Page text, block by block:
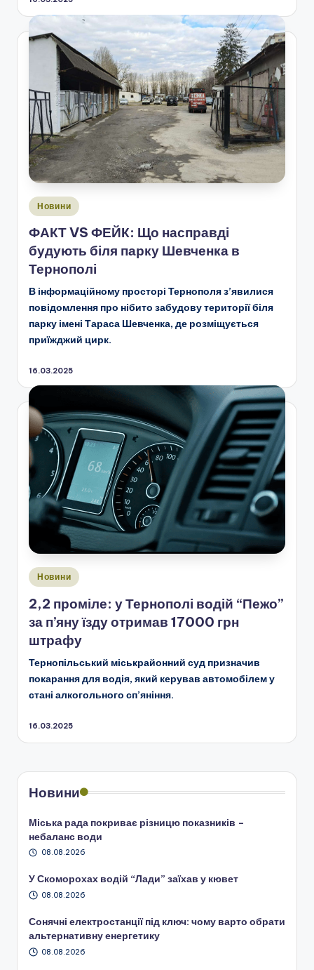
Опубліковано
Новини
ФАКТ VS ФЕЙК: Що насправді
будують біля парку Шевченка в
Тернополі
В інформаційному просторі Тернополя з’явилися
повідомлення про нібито забудову території біля
парку імені Тараса Шевченка, де розміщується
приїжджий цирк.
16.03.2025
Опубліковано
Новини
2,2 проміле: у Тернополі водій “Пежо”
за п’яну їзду отримав 17000 грн
штрафу
Тернопільський міськрайонний суд призначив
покарання для водія, який керував автомобілем у
стані алкогольного сп’яніння.
16.03.2025
Новини
Міська рада покриває різницю показників –
небаланс води
08.08.2026
У Скоморохах водій “Лади” заїхав у кювет
08.08.2026
Сонячні електростанції під ключ: чому варто обрати
альтернативну енергетику
08.08.2026